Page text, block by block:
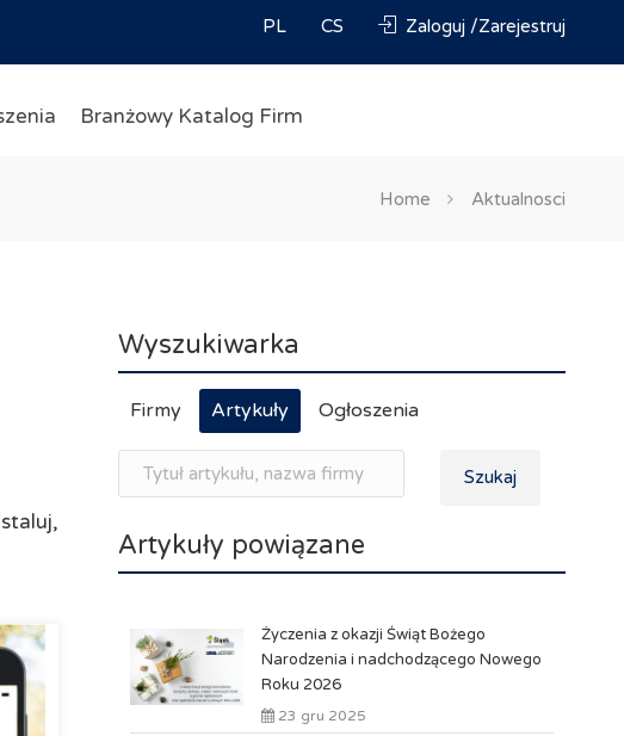
PL CS Zaloguj /Zarejestruj
Branżowy Katalog Firm
Home Aktualnosci
Wyszukiwarka
Firmy Artykuły Ogłoszenia
Szukaj
Artykuły powiązane
Życzenia z okazji Świąt Bożego
Narodzenia i nadchodzącego Nowego
Roku 2026
23 gru 2025